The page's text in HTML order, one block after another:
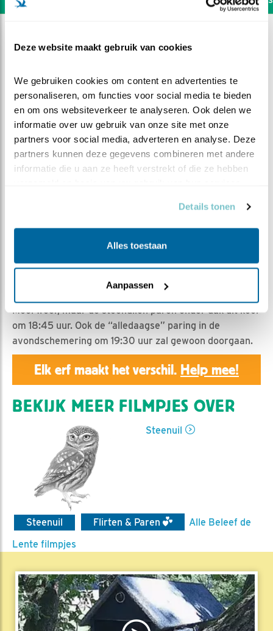
Deze website maakt gebruik van cookies
We gebruiken cookies om content en advertenties te
personaliseren, om functies voor social media te bieden
en om ons websiteverkeer te analyseren. Ook delen we
informatie over uw gebruik van onze site met onze
partners voor social media, adverteren en analyse. Deze
partners kunnen deze gegevens combineren met andere
informatie die u aan ze heeft verstrekt of die ze hebben
Details tonen
Alles toestaan
Aanpassen
Gewoon thuis
Geert | Geplaatst op 28 maart 2020, 23:55 |
Bewaar dit filmpje|
929x
Mooi weer, maar de steenuilen paren onder dak dit keer
om 18:45 uur. Ook de “alledaagse” paring in de
avondschemering om 19:30 uur zal gewoon doorgaan.
Elk erf maakt het verschil. Help mee!
BEKIJK MEER FILMPJES OVER
Steenuil
Steenuil Flirten & Paren
Alle Beleef de
Lente filmpjes